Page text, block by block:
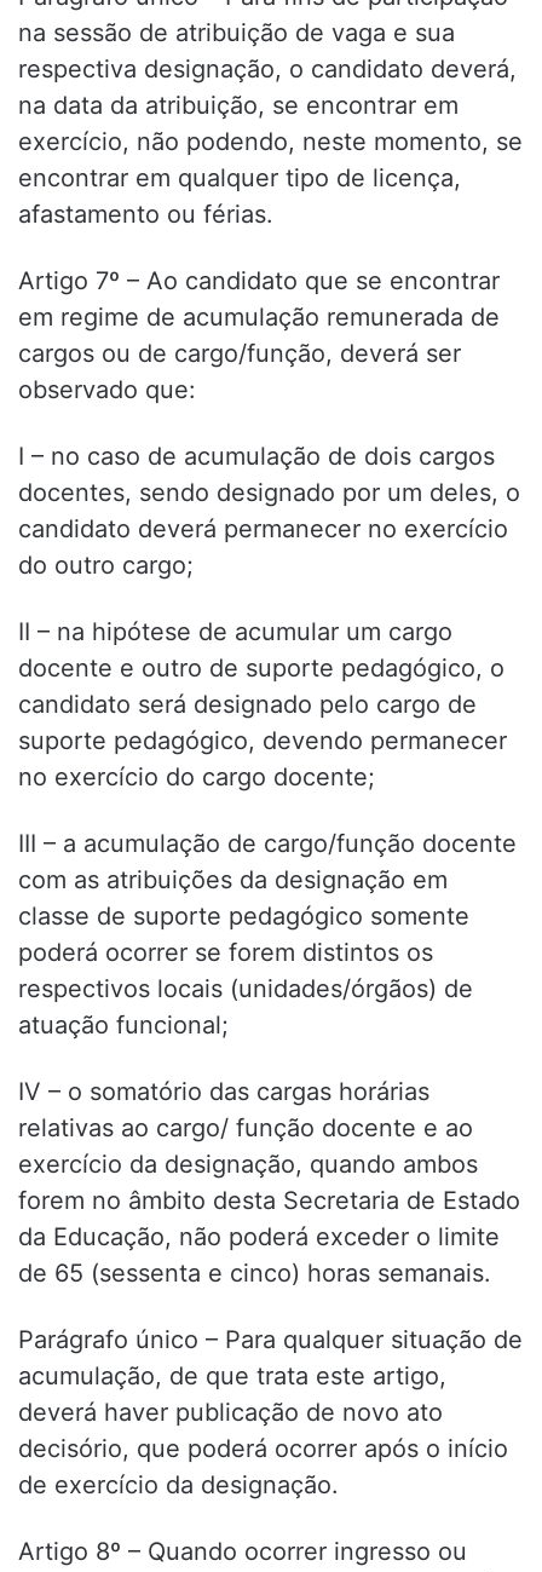
na sessão de atribuição de vaga e sua
respectiva designação, o candidato deverá,
na data da atribuição, se encontrar em
exercício, não podendo, neste momento, se
encontrar em qualquer tipo de licença,
afastamento ou férias.
Artigo 7º – Ao candidato que se encontrar
em regime de acumulação remunerada de
cargos ou de cargo/função, deverá ser
observado que:
I – no caso de acumulação de dois cargos
docentes, sendo designado por um deles, o
candidato deverá permanecer no exercício
do outro cargo;
II – na hipótese de acumular um cargo
docente e outro de suporte pedagógico, o
candidato será designado pelo cargo de
suporte pedagógico, devendo permanecer
no exercício do cargo docente;
III – a acumulação de cargo/função docente
com as atribuições da designação em
classe de suporte pedagógico somente
poderá ocorrer se forem distintos os
respectivos locais (unidades/órgãos) de
atuação funcional;
IV – o somatório das cargas horárias
relativas ao cargo/ função docente e ao
exercício da designação, quando ambos
forem no âmbito desta Secretaria de Estado
da Educação, não poderá exceder o limite
de 65 (sessenta e cinco) horas semanais.
Parágrafo único – Para qualquer situação de
acumulação, de que trata este artigo,
deverá haver publicação de novo ato
decisório, que poderá ocorrer após o início
de exercício da designação.
Artigo 8º – Quando ocorrer ingresso ou